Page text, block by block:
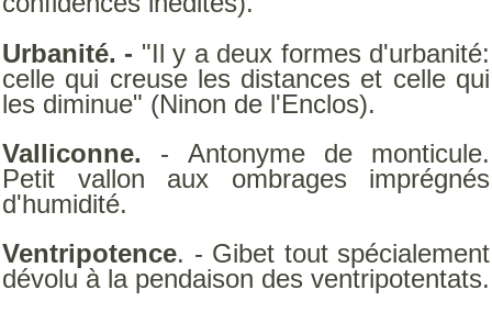
Urbanité. - "Il y a deux formes d'urbanité:
celle qui creuse les distances et celle qui
les diminue" (Ninon de l'Enclos).
Valliconne. - Antonyme de monticule.
Petit vallon aux ombrages imprégnés
d'humidité.
Ventripotence. - Gibet tout spécialement
dévolu à la pendaison des ventripotentats.